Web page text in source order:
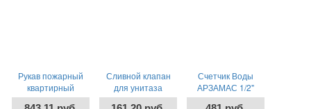
Рукав пожарный
квартирный
Универсал
Сливной клапан
для унитаза
ИНКОЭР И - СБ2-
Счетчик Воды
АРЗАМАС 1/2"
(15mm) /Универсал/